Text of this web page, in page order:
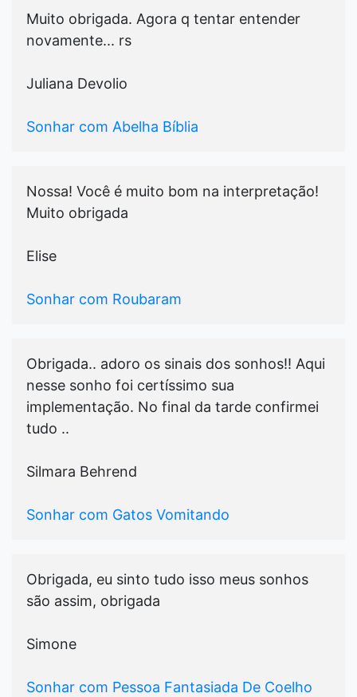
Muito obrigada. Agora q tentar entender
novamente... rs
Juliana Devolio
Sonhar com Abelha Bíblia
Nossa! Você é muito bom na interpretação!
Muito obrigada
Elise
Sonhar com Roubaram
Obrigada.. adoro os sinais dos sonhos!! Aqui
nesse sonho foi certíssimo sua
implementação. No final da tarde confirmei
tudo ..
Silmara Behrend
Sonhar com Gatos Vomitando
Obrigada, eu sinto tudo isso meus sonhos
são assim, obrigada
Simone
Sonhar com Pessoa Fantasiada De Coelho